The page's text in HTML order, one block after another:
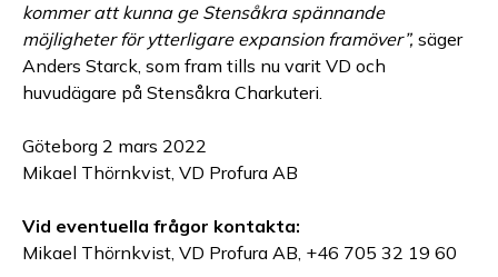
kommer att kunna ge Stensåkra spännande
möjligheter för ytterligare expansion framöver”, säger
Anders Starck, som fram tills nu varit VD och
huvudägare på Stensåkra Charkuteri.
Göteborg 2 mars 2022
Mikael Thörnkvist, VD Profura AB
Vid eventuella frågor kontakta:
Mikael Thörnkvist, VD Profura AB, +46 705 32 19 60